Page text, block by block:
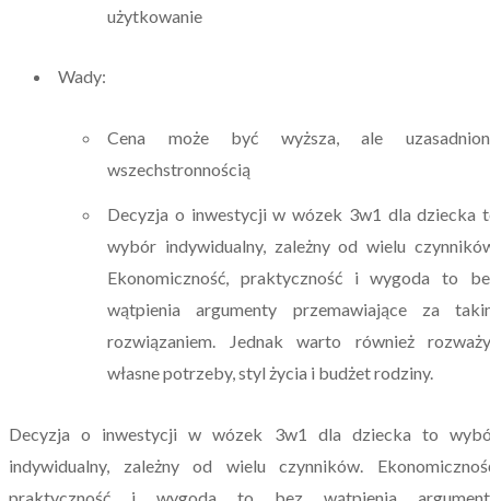
użytkowanie
Wady:
Cena może być wyższa, ale
wszechstronnością
Decyzja o inwestycji w wózek 3w1 dla dziecka
wybór indywidualny, zależny od wielu
Ekonomiczność, praktyczność i wygoda to
wątpienia argumenty przemawiające za
rozwiązaniem. Jednak warto również
własne potrzeby, styl życia i budżet rodziny.
Decyzja o inwestycji w wózek 3w1 dla dziecka to
indywidualny, zależny od wielu czynników.